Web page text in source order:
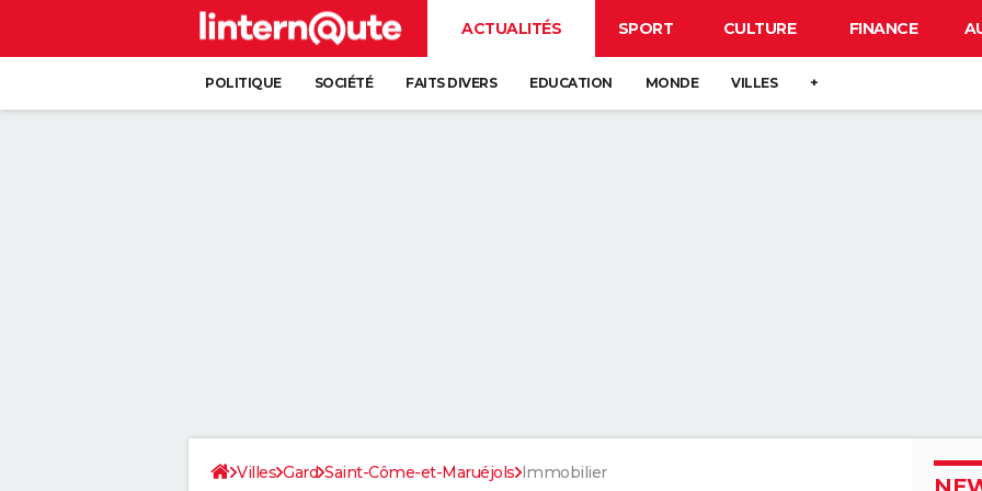
ACTUALITÉS SPORT CULTURE FINANCE
POLITIQUE SOCIÉTÉ FAITS DIVERS EDUCATION MONDE VILLES +
Villes Gard Saint-Côme-et-Maruéjols Immobilier